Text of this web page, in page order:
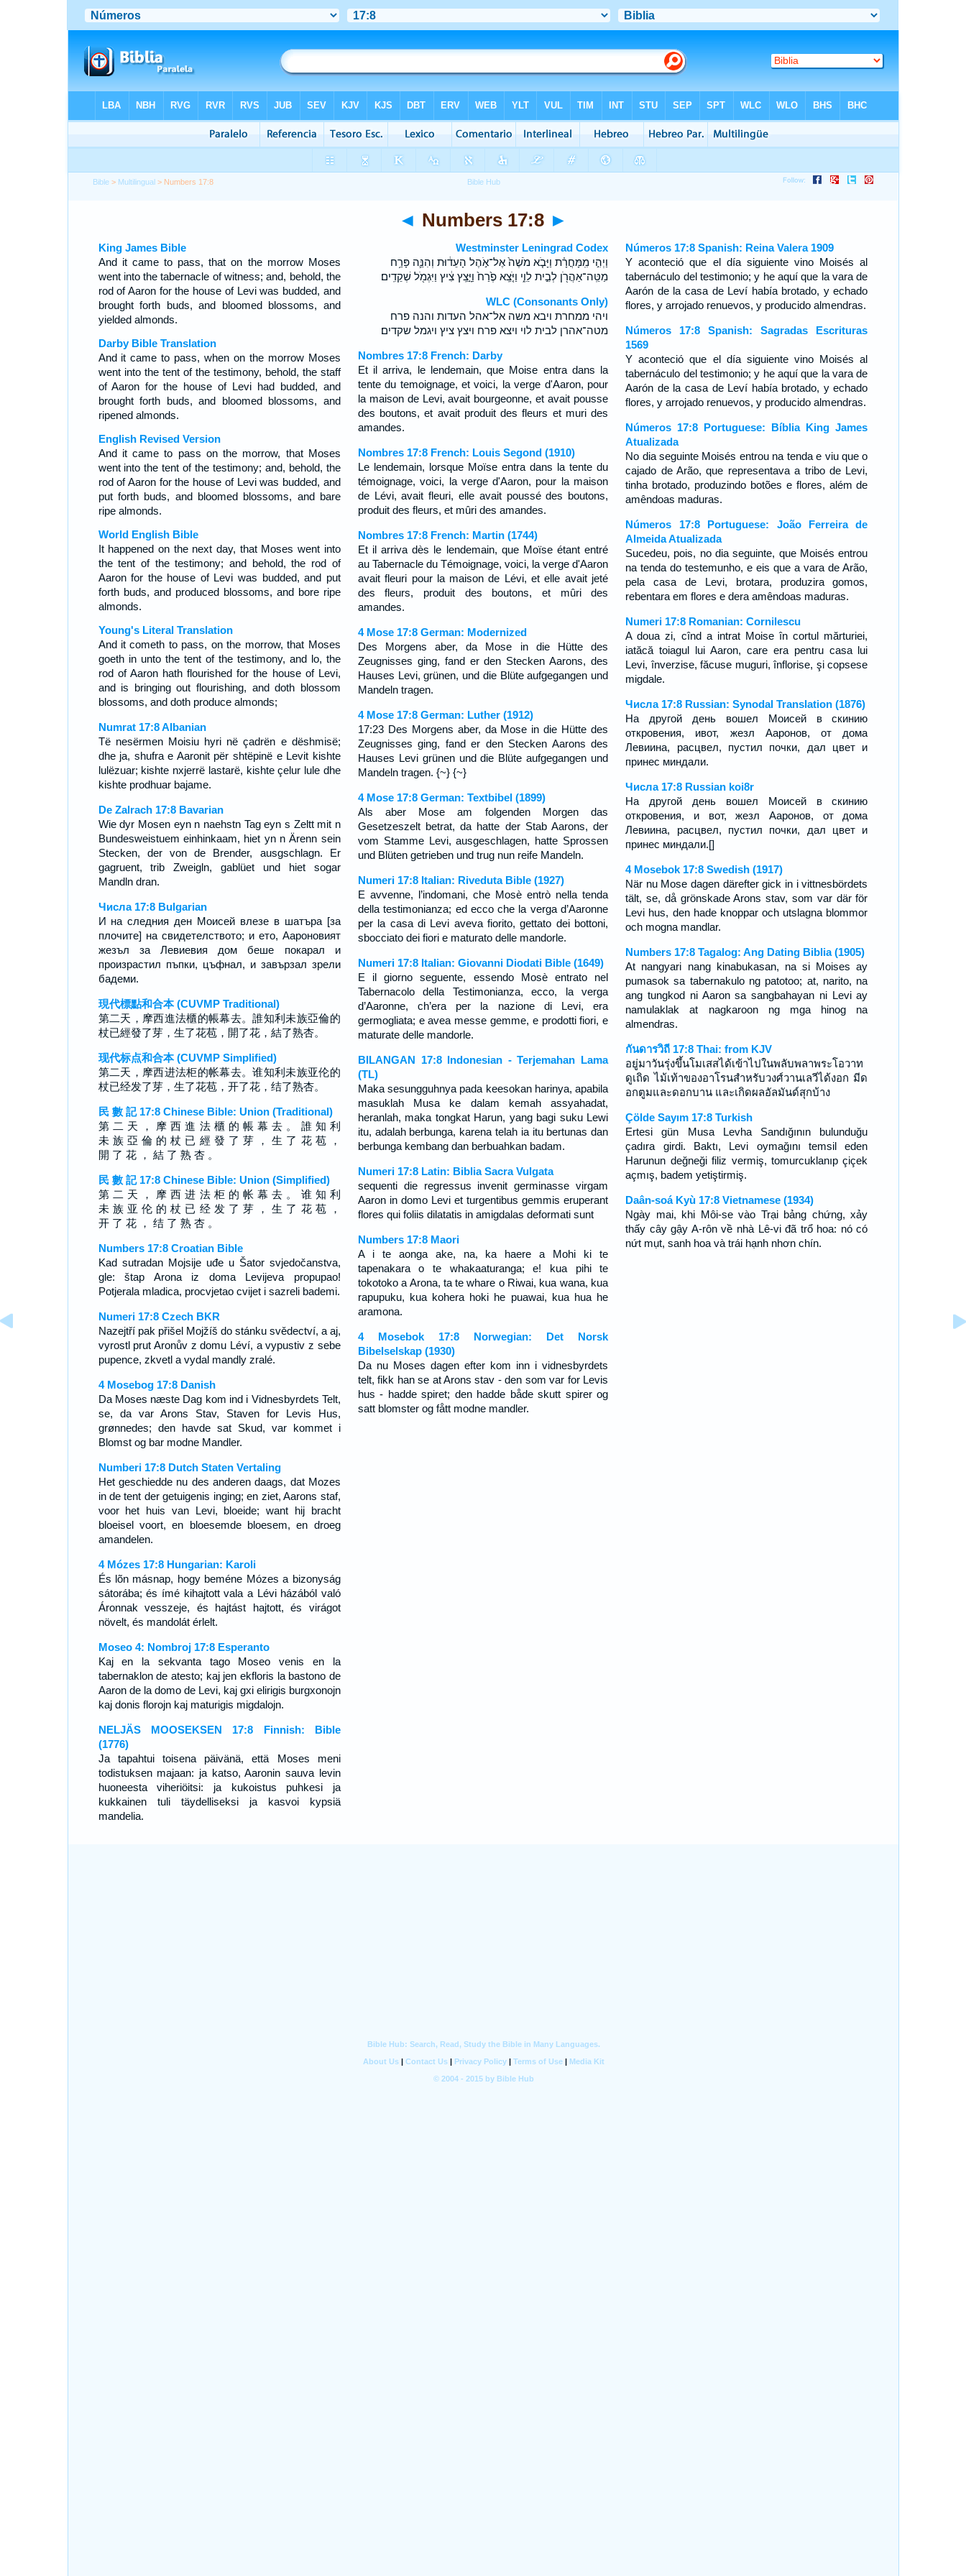
Bible > Multilingual > Numbers 17:8
◄ Numbers 17:8 ►
King James Bible
And it came to pass, that on the morrow Moses
went into the tabernacle of witness; and, behold, the
rod of Aaron for the house of Levi was budded, and
brought forth buds, and bloomed blossoms, and
yielded almonds.
Darby Bible Translation
And it came to pass, when on the morrow Moses
went into the tent of the testimony, behold, the staff
of Aaron for the house of Levi had budded, and
brought forth buds, and bloomed blossoms, and
ripened almonds.
English Revised Version
And it came to pass on the morrow, that Moses
went into the tent of the testimony; and, behold, the
rod of Aaron for the house of Levi was budded, and
put forth buds, and bloomed blossoms, and bare
ripe almonds.
World English Bible
It happened on the next day, that Moses went into
the tent of the testimony; and behold, the rod of
Aaron for the house of Levi was budded, and put
forth buds, and produced blossoms, and bore ripe
almonds.
Young's Literal Translation
And it cometh to pass, on the morrow, that Moses
goeth in unto the tent of the testimony, and lo, the
rod of Aaron hath flourished for the house of Levi,
and is bringing out flourishing, and doth blossom
blossoms, and doth produce almonds;
Numrat 17:8 Albanian
Të nesërmen Moisiu hyri në çadrën e dëshmisë;
dhe ja, shufra e Aaronit për shtëpinë e Levit kishte
lulëzuar; kishte nxjerrë lastarë, kishte çelur lule dhe
kishte prodhuar bajame.
De Zalrach 17:8 Bavarian
Wie dyr Mosen eyn n naehstn Tag eyn s Zeltt mit n
Bundesweistuem einhinkaam, hiet yn n Ärenn sein
Stecken, der von de Brender, ausgschlagn. Er
gagruent, trib Zweigln, gablüet und hiet sogar
Mandln dran.
Числа 17:8 Bulgarian
И на следния ден Моисей влезе в шатъра [за
плочите] на свидетелството; и ето, Аароновият
жезъл за Левиевия дом беше покарал и
произрастил пъпки, цъфнал, и завързал зрели
бадеми.
現代標點和合本 (CUVMP Traditional)
第二天，摩西進法櫃的帳幕去。誰知利未族亞倫的
杖已經發了芽，生了花苞，開了花，結了熟杏。
现代标点和合本 (CUVMP Simplified)
第二天，摩西进法柜的帐幕去。谁知利未族亚伦的
杖已经发了芽，生了花苞，开了花，结了熟杏。
民 數 記 17:8 Chinese Bible: Union (Traditional)
第 二 天 ， 摩 西 進 法 櫃 的 帳 幕 去 。 誰 知 利
未 族 亞 倫 的 杖 已 經 發 了 芽 ， 生 了 花 苞 ，
開 了 花 ， 結 了 熟 杏 。
民 數 記 17:8 Chinese Bible: Union (Simplified)
第 二 天 ， 摩 西 进 法 柜 的 帐 幕 去 。 谁 知 利
未 族 亚 伦 的 杖 已 经 发 了 芽 ， 生 了 花 苞 ，
开 了 花 ， 结 了 熟 杏 。
Numbers 17:8 Croatian Bible
Kad sutradan Mojsije uđe u Šator svjedočanstva,
gle: štap Arona iz doma Levijeva propupao!
Potjerala mladica, procvjetao cvijet i sazreli bademi.
Numeri 17:8 Czech BKR
Nazejtří pak přišel Mojžíš do stánku svědectví, a aj,
vyrostl prut Aronův z domu Léví, a vypustiv z sebe
pupence, zkvetl a vydal mandly zralé.
4 Mosebog 17:8 Danish
Da Moses næste Dag kom ind i Vidnesbyrdets Telt,
se, da var Arons Stav, Staven for Levis Hus,
grønnedes; den havde sat Skud, var kommet i
Blomst og bar modne Mandler.
Numberi 17:8 Dutch Staten Vertaling
Het geschiedde nu des anderen daags, dat Mozes
in de tent der getuigenis inging; en ziet, Aarons staf,
voor het huis van Levi, bloeide; want hij bracht
bloeisel voort, en bloesemde bloesem, en droeg
amandelen.
4 Mózes 17:8 Hungarian: Karoli
És lõn másnap, hogy beméne Mózes a bizonyság
sátorába; és ímé kihajtott vala a Lévi házából való
Áronnak vesszeje, és hajtást hajtott, és virágot
növelt, és mandolát érlelt.
Moseo 4: Nombroj 17:8 Esperanto
Kaj en la sekvanta tago Moseo venis en la
tabernaklon de atesto; kaj jen ekfloris la bastono de
Aaron de la domo de Levi, kaj gxi elirigis burgxonojn
kaj donis florojn kaj maturigis migdalojn.
NELJÄS MOOSEKSEN 17:8 Finnish: Bible
(1776)
Ja tapahtui toisena päivänä, että Moses meni
todistuksen majaan: ja katso, Aaronin sauva levin
huoneesta viheriöitsi: ja kukoistus puhkesi ja
kukkainen tuli täydelliseksi ja kasvoi kypsiä
mandelia.
Westminster Leningrad Codex
וַיְהִ֣י מִֽמָּחֳרָ֗ת וַיָּבֹ֤א מֹשֶׁה֙ אֶל־אֹ֣הֶל הָעֵד֔וּת וְהִנֵּ֛ה פָּרַ֥ח
מַטֵּֽה־אַהֲרֹ֖ן לְבֵ֣ית לֵוִ֑י וַיֹּ֤צֵֽא פֶ֙רַח֙ וַיָּ֣צֵֽץ צִ֔יץ וַיִּגְמֹ֖ל שְׁקֵדִֽים׃
WLC (Consonants Only)
ויהי ממחרת ויבא משה אל־אהל העדות והנה פרח
מטה־אהרן לבית לוי ויצא פרח ויצץ ציץ ויגמל שקדים׃
Nombres 17:8 French: Darby
Et il arriva, le lendemain, que Moise entra dans la
tente du temoignage, et voici, la verge d'Aaron, pour
la maison de Levi, avait bourgeonne, et avait pousse
des boutons, et avait produit des fleurs et muri des
amandes.
Nombres 17:8 French: Louis Segond (1910)
Le lendemain, lorsque Moïse entra dans la tente du
témoignage, voici, la verge d'Aaron, pour la maison
de Lévi, avait fleuri, elle avait poussé des boutons,
produit des fleurs, et mûri des amandes.
Nombres 17:8 French: Martin (1744)
Et il arriva dès le lendemain, que Moïse étant entré
au Tabernacle du Témoignage, voici, la verge d'Aaron
avait fleuri pour la maison de Lévi, et elle avait jeté
des fleurs, produit des boutons, et mûri des
amandes.
4 Mose 17:8 German: Modernized
Des Morgens aber, da Mose in die Hütte des
Zeugnisses ging, fand er den Stecken Aarons, des
Hauses Levi, grünen, und die Blüte aufgegangen und
Mandeln tragen.
4 Mose 17:8 German: Luther (1912)
17:23 Des Morgens aber, da Mose in die Hütte des
Zeugnisses ging, fand er den Stecken Aarons des
Hauses Levi grünen und die Blüte aufgegangen und
Mandeln tragen. {~} {~}
4 Mose 17:8 German: Textbibel (1899)
Als aber Mose am folgenden Morgen das
Gesetzeszelt betrat, da hatte der Stab Aarons, der
vom Stamme Levi, ausgeschlagen, hatte Sprossen
und Blüten getrieben und trug nun reife Mandeln.
Numeri 17:8 Italian: Riveduta Bible (1927)
E avvenne, l’indomani, che Mosè entrò nella tenda
della testimonianza; ed ecco che la verga d’Aaronne
per la casa di Levi aveva fiorito, gettato dei bottoni,
sbocciato dei fiori e maturato delle mandorle.
Numeri 17:8 Italian: Giovanni Diodati Bible (1649)
E il giorno seguente, essendo Mosè entrato nel
Tabernacolo della Testimonianza, ecco, la verga
d’Aaronne, ch’era per la nazione di Levi, era
germogliata; e avea messe gemme, e prodotti fiori, e
maturate delle mandorle.
BILANGAN 17:8 Indonesian - Terjemahan Lama
(TL)
Maka sesungguhnya pada keesokan harinya, apabila
masuklah Musa ke dalam kemah assyahadat,
heranlah, maka tongkat Harun, yang bagi suku Lewi
itu, adalah berbunga, karena telah ia itu bertunas dan
berbunga kembang dan berbuahkan badam.
Numeri 17:8 Latin: Biblia Sacra Vulgata
sequenti die regressus invenit germinasse virgam
Aaron in domo Levi et turgentibus gemmis eruperant
flores qui foliis dilatatis in amigdalas deformati sunt
Numbers 17:8 Maori
A i te aonga ake, na, ka haere a Mohi ki te
tapenakara o te whakaaturanga; e! kua pihi te
tokotoko a Arona, ta te whare o Riwai, kua wana, kua
rapupuku, kua kohera hoki he puawai, kua hua he
aramona.
4 Mosebok 17:8 Norwegian: Det Norsk
Bibelselskap (1930)
Da nu Moses dagen efter kom inn i vidnesbyrdets
telt, fikk han se at Arons stav - den som var for Levis
hus - hadde spiret; den hadde både skutt spirer og
satt blomster og fått modne mandler.
Números 17:8 Spanish: Reina Valera 1909
Y aconteció que el día siguiente vino Moisés al
tabernáculo del testimonio; y he aquí que la vara de
Aarón de la casa de Leví había brotado, y echado
flores, y arrojado renuevos, y producido almendras.
Números 17:8 Spanish: Sagradas Escrituras
1569
Y aconteció que el día siguiente vino Moisés al
tabernáculo del testimonio; y he aquí que la vara de
Aarón de la casa de Leví había brotado, y echado
flores, y arrojado renuevos, y producido almendras.
Números 17:8 Portuguese: Bíblia King James
Atualizada
No dia seguinte Moisés entrou na tenda e viu que o
cajado de Arão, que representava a tribo de Levi,
tinha brotado, produzindo botões e flores, além de
amêndoas maduras.
Números 17:8 Portuguese: João Ferreira de
Almeida Atualizada
Sucedeu, pois, no dia seguinte, que Moisés entrou
na tenda do testemunho, e eis que a vara de Arão,
pela casa de Levi, brotara, produzira gomos,
rebentara em flores e dera amêndoas maduras.
Numeri 17:8 Romanian: Cornilescu
A doua zi, cînd a intrat Moise în cortul mărturiei,
iatăcă toiagul lui Aaron, care era pentru casa lui
Levi, înverzise, făcuse muguri, înflorise, şi copsese
migdale.
Числа 17:8 Russian: Synodal Translation (1876)
На другой день вошел Моисей в скинию
откровения, ивот, жезл Ааронов, от дома
Левиина, расцвел, пустил почки, дал цвет и
принес миндали.
Числа 17:8 Russian koi8r
На другой день вошел Моисей в скинию
откровения, и вот, жезл Ааронов, от дома
Левиина, расцвел, пустил почки, дал цвет и
принес миндали.[]
4 Mosebok 17:8 Swedish (1917)
När nu Mose dagen därefter gick in i vittnesbördets
tält, se, då grönskade Arons stav, som var där för
Levi hus, den hade knoppar och utslagna blommor
och mogna mandlar.
Numbers 17:8 Tagalog: Ang Dating Biblia (1905)
At nangyari nang kinabukasan, na si Moises ay
pumasok sa tabernakulo ng patotoo; at, narito, na
ang tungkod ni Aaron sa sangbahayan ni Levi ay
namulaklak at nagkaroon ng mga hinog na
almendras.
กันดารวิถี 17:8 Thai: from KJV
อยู่มาวันรุ่งขึ้นโมเสสได้เข้าไปในพลับพลาพระโอวาท
ดูเถิด ไม้เท้าของอาโรนสำหรับวงศ์วานเลวีได้งอก มีด
อกตูมและดอกบาน และเกิดผลอัลมันด์สุกบ้าง
Çölde Sayım 17:8 Turkish
Ertesi gün Musa Levha Sandığının bulunduğu
çadıra girdi. Baktı, Levi oymağını temsil eden
Harunun değneği filiz vermiş, tomurcuklanıp çiçek
açmış, badem yetiştirmiş.
Daân-soá Kyù 17:8 Vietnamese (1934)
Ngày mai, khi Môi-se vào Trại bảng chứng, xảy
thấy cây gậy A-rôn về nhà Lê-vi đã trổ hoa: nó có
nứt mụt, sanh hoa và trái hạnh nhơn chín.